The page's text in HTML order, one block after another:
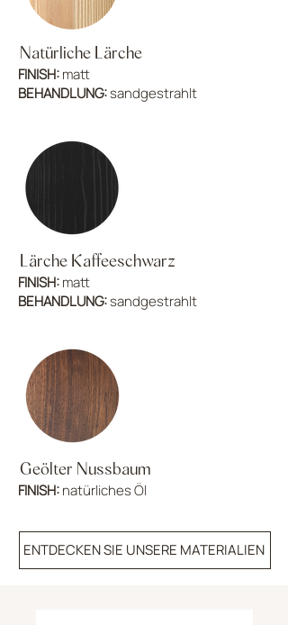
Natürliche Lärche
FINISH:matt
BEHANDLUNG:sandgestrahlt
Lärche Kaffeeschwarz
FINISH:matt
BEHANDLUNG:sandgestrahlt
Geölter Nussbaum
FINISH:natürliches Öl
ENTDECKEN SIE UNSERE MATERIALIEN